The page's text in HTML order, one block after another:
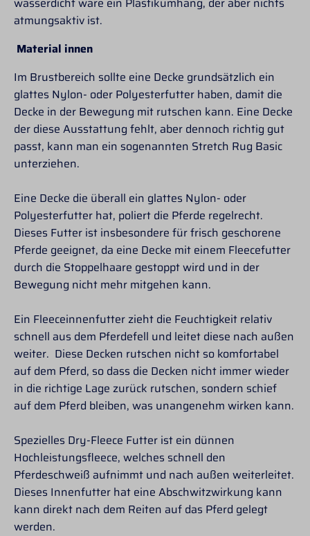
atmungsaktiv ist.
Material innen
Im Brustbereich sollte eine Decke grundsätzlich ein
glattes Nylon- oder Polyesterfutter haben, damit die
Decke in der Bewegung mit rutschen kann. Eine Decke
der diese Ausstattung fehlt, aber dennoch richtig gut
passt, kann man ein sogenannten Stretch Rug Basic
unterziehen.
Eine Decke die überall ein glattes Nylon- oder
Polyesterfutter hat, poliert die Pferde regelrecht.
Dieses Futter ist insbesondere für frisch geschorene
Pferde geeignet, da eine Decke mit einem Fleecefutter
durch die Stoppelhaare gestoppt wird und in der
Bewegung nicht mehr mitgehen kann.
Ein Fleeceinnenfutter zieht die Feuchtigkeit relativ
schnell aus dem Pferdefell und leitet diese nach außen
weiter. Diese Decken rutschen nicht so komfortabel
auf dem Pferd, so dass die Decken nicht immer wieder
in die richtige Lage zurück rutschen, sondern schief
auf dem Pferd bleiben, was unangenehm wirken kann.
Spezielles Dry-Fleece Futter ist ein dünnen
Hochleistungsfleece, welches schnell den
Pferdeschweiß aufnimmt und nach außen weiterleitet.
Dieses Innenfutter hat eine Abschwitzwirkung kann
kann direkt nach dem Reiten auf das Pferd gelegt
werden.